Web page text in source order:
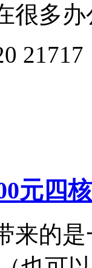
很多
21717
元四
来的